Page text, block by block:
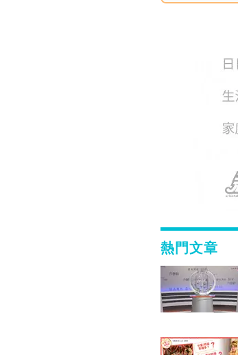
熱門文章